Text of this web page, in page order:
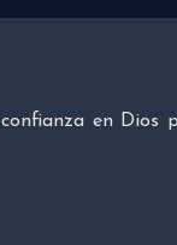
en Dios